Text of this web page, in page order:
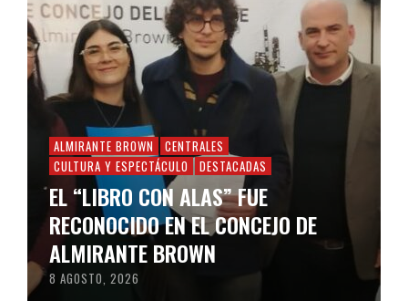
ALMIRANTE BROWN
CENTRALES
CULTURA Y ESPECTÁCULO
DESTACADAS
EL “LIBRO CON ALAS” FUE
RECONOCIDO EN EL CONCEJO DE
ALMIRANTE BROWN
8 AGOSTO, 2026